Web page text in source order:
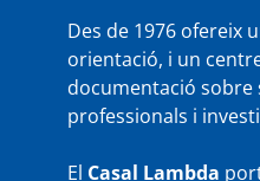
Des de 1976 ofereix
orientació, i un
documentació sobre
professionals i
El Casal Lambda